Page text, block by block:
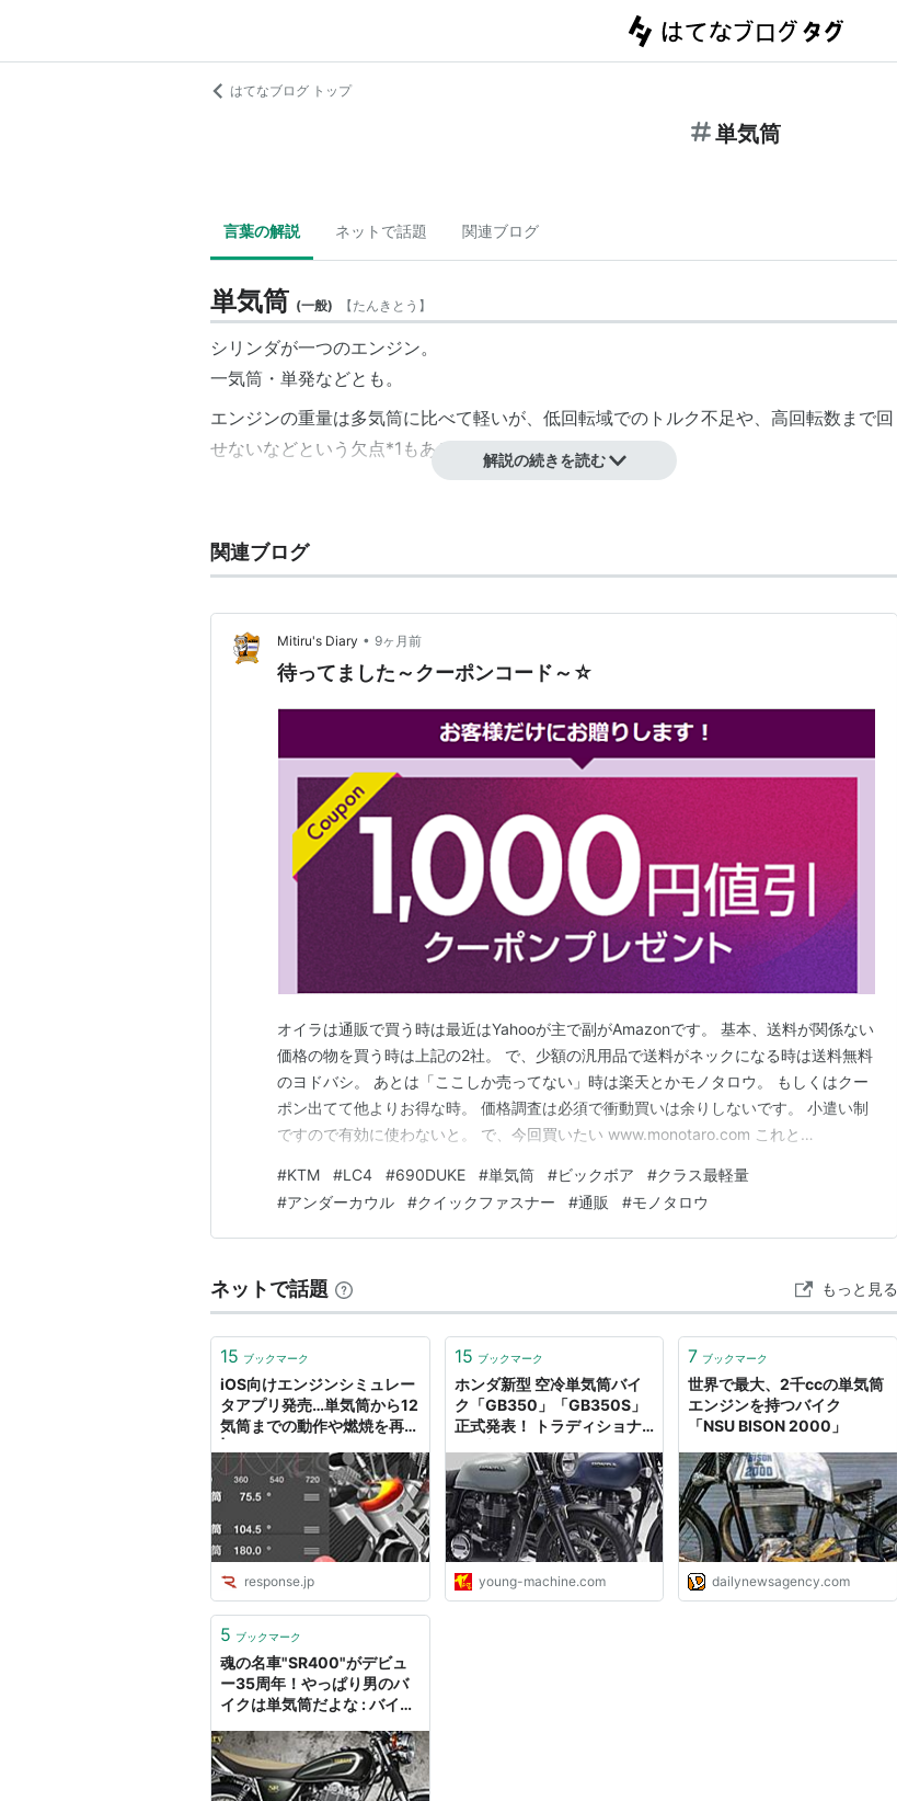
はてなブログ トップ
単気筒
言葉の解説 ネットで話題 関連ブログ
単気筒 (一般) 【たんきとう 】
シリンダが一つのエンジン。
一気筒・単発などとも。
エンジンの重量は多気筒に比べて軽いが、低回転域でのトルク不足や、高回転数まで回
せないなどという欠点*1 もある。
しかもキック
*1:それも利点だという人もいるが
解説の続きを読む
関連ブログ
Mitiru's Diary • 9ヶ月前
待ってました～クーポンコード～☆
オイラは通販で買う時は最近はYahooが主で副がAmazonです。 基本、送料が関係ない
価格の物を買う時は上記の2社。 で、少額の汎用品で送料がネックになる時は送料無料
のヨドバシ。 あとは「ここしか売ってない」時は楽天とかモノタロウ。 もしくはクー
ポン出てて他よりお得な時。 価格調査は必須で衝動買いは余りしないです。 小遣い制
ですので有効に使わないと。 で、今回買いたい www.monotaro.com これと
んですよね。 なので直ぐに買わずに待ってました。 定期で来るコレを。 一週間待って
ようやく…
#KTM #LC4 #690DUKE #単気筒 #ビックボア #クラス最軽量
#アンダーカウル #クイックファスナー #通販 #モノタロウ
ネットで話題 もっと見る
15 ブックマーク
iOS向けエンジンシミュレー
タアプリ発売…単気筒から12
気筒までの動作や燃焼を再現
（Response.jp）
response.jp
15 ブックマーク
ホンダ新型 空冷単気筒バイ
ク「GB350」「GB350S」
正式発表！ トラディショナ
young-machine.com
7 ブックマーク
世界で最大、2千ccの単気筒
エンジンを持つバイク
「NSU BISON 2000」
dailynewsagency.com
5 ブックマーク
魂の名車"SR400"がデビュ
ー35周年！やっぱり男のバ
イクは単気筒だよな : バイク